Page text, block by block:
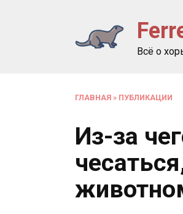
Всё о
ГЛАВНАЯ » ПУБЛИКАЦИИ
Из-за